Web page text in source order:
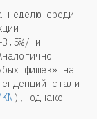
неделю среди
и
фишек» на
стали
), однако